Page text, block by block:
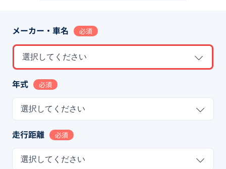
メーカー・車名 必須
選択してください
年式 必須
選択してください
走行距離 必須
選択してください